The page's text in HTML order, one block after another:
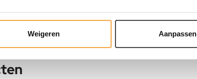
Weigeren Aanpassen
werk georganiseerd en comfortabel!